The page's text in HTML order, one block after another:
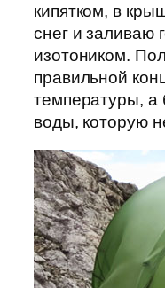
кипятком, в
снег и заливаю
изотоником.
правильной
температуры,
воды, которую